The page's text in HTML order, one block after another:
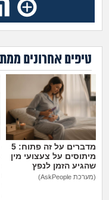
טיפים אחרונים
מדברים על זה פתוח: 5
מיתוסים על צעצועי מין
שהגיע הזמן לנפץ
(מערכת AskPeople)